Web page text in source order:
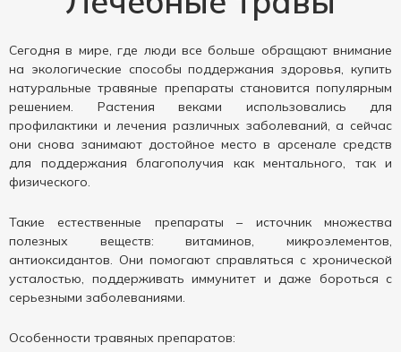
Сегодня в мире, где люди все больше обращают внимание
на экологические способы поддержания здоровья, купить
натуральные травяные препараты становится популярным
решением. Растения веками использовались для
профилактики и лечения различных заболеваний, а сейчас
они снова занимают достойное место в арсенале средств
для поддержания благополучия как ментального, так и
физического.
Такие естественные препараты – источник множества
полезных веществ: витаминов, микроэлементов,
антиоксидантов. Они помогают справляться с хронической
усталостью, поддерживать иммунитет и даже бороться с
серьезными заболеваниями.
Особенности травяных препаратов: